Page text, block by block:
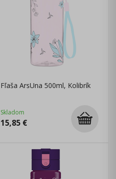
Fľaša ArsUna 500ml, Kolibrík
Skladom
15,85 €